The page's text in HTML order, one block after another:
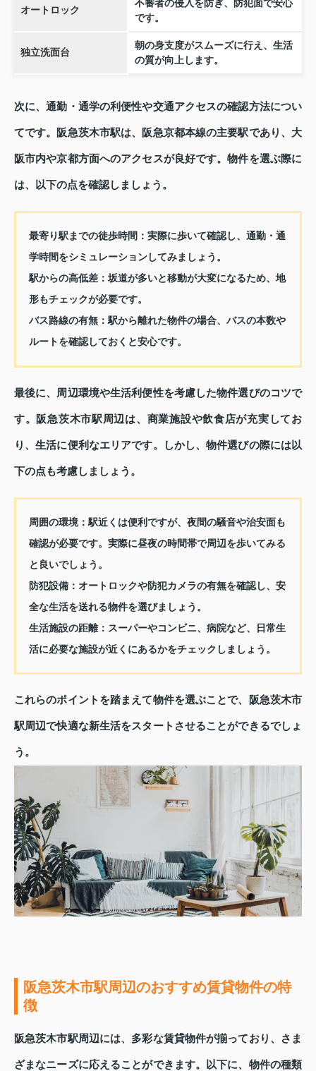
オートロック
不審者の侵入を防ぎ、防犯面で安心
です。
独立洗面台
朝の身支度がスムーズに行え、生活
の質が向上します。
次に、通勤・通学の利便性や交通アクセスの確認方法につい
てです。阪急茨木市駅は、阪急京都本線の主要駅であり、大
阪市内や京都方面へのアクセスが良好です。物件を選ぶ際に
は、以下の点を確認しましょう。
最寄り駅までの徒歩時間：実際に歩いて確認し、通勤・通
学時間をシミュレーションしてみましょう。
駅からの高低差：坂道が多いと移動が大変になるため、地
形もチェックが必要です。
バス路線の有無：駅から離れた物件の場合、バスの本数や
ルートを確認しておくと安心です。
最後に、周辺環境や生活利便性を考慮した物件選びのコツで
す。阪急茨木市駅周辺は、商業施設や飲食店が充実してお
り、生活に便利なエリアです。しかし、物件選びの際には以
下の点も考慮しましょう。
周囲の環境：駅近くは便利ですが、夜間の騒音や治安面も
確認が必要です。実際に昼夜の時間帯で周辺を歩いてみる
と良いでしょう。
防犯設備：オートロックや防犯カメラの有無を確認し、安
全な生活を送れる物件を選びましょう。
生活施設の距離：スーパーやコンビニ、病院など、日常生
活に必要な施設が近くにあるかをチェックしましょう。
これらのポイントを踏まえて物件を選ぶことで、阪急茨木市
駅周辺で快適な新生活をスタートさせることができるでしょ
う。
阪急茨木市駅周辺のおすすめ賃貸物件の特
徴
阪急茨木市駅周辺には、多彩な賃貸物件が揃っており、さま
ざまなニーズに応えることができます。以下に、物件の種類